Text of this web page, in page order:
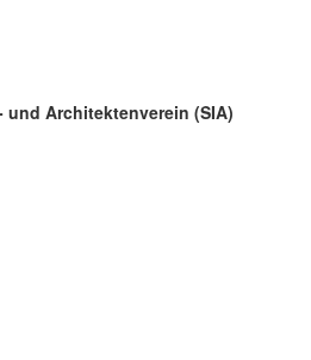
Architektenverein (SIA)